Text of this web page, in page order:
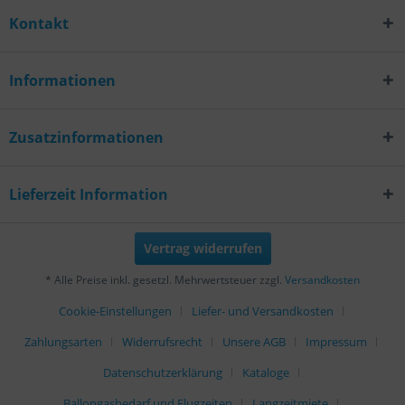
Kontakt
Informationen
Zusatzinformationen
Lieferzeit Information
Vertrag widerrufen
* Alle Preise inkl. gesetzl. Mehrwertsteuer zzgl. Versandkosten
Cookie-Einstellungen
Liefer- und Versandkosten
Zahlungsarten
Widerrufsrecht Unsere AGB
Impressum
Datenschutzerklärung
Kataloge